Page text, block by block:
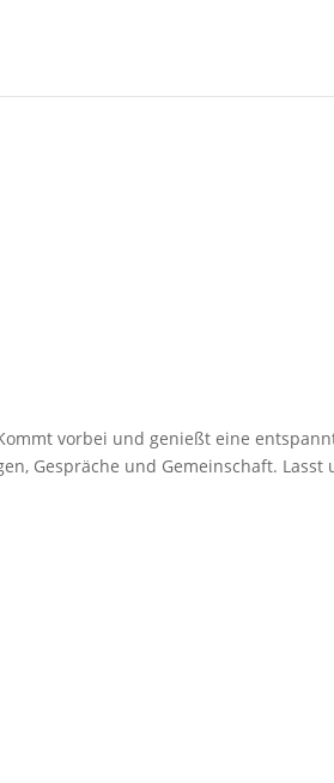
vorbei und genießt eine
Gespräche und Gemeinschaft.